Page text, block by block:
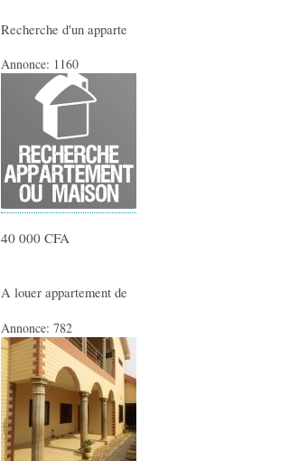
Recherche d'un apparte
Annonce: 1160
40 000 CFA
A louer appartement de
Annonce: 782